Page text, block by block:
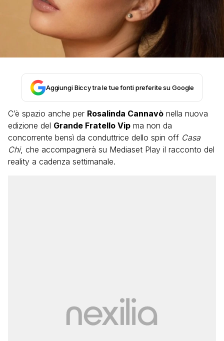
Aggiungi Biccy tra le tue fonti preferite su Google
C’è spazio anche per Rosalinda Cannavò nella nuova
edizione del Grande Fratello Vip ma non da
concorrente bensì da conduttrice dello spin off Casa
Chi, che accompagnerà su Mediaset Play il racconto del
reality a cadenza settimanale.